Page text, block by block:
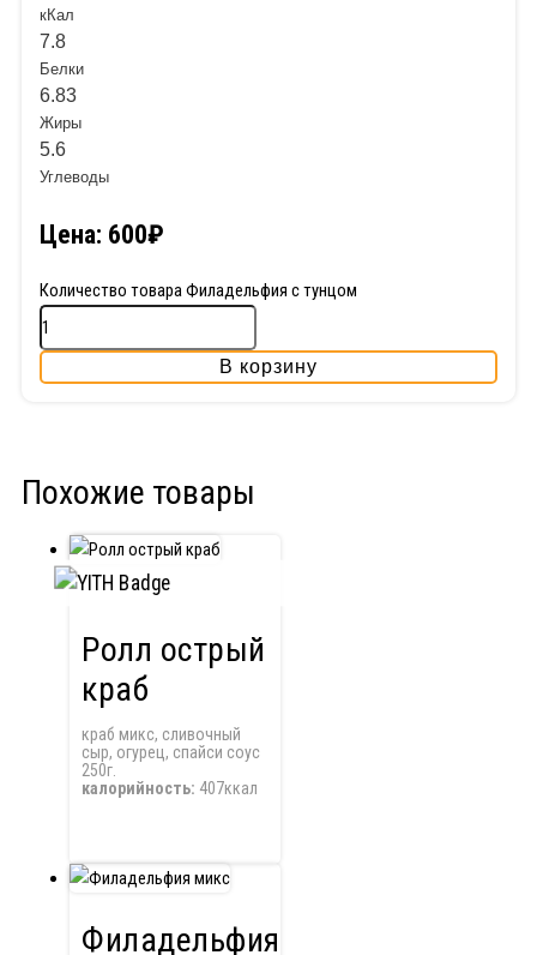
кКал
7.8
Белки
6.83
Жиры
5.6
Углеводы
Цена: 600₽
Количество товара Филадельфия с тунцом
В корзину
Похожие товары
Ролл острый
краб
краб микс, сливочный
сыр, огурец, спайси соус
250г.
калорийность: 407ккал
Филадельфия